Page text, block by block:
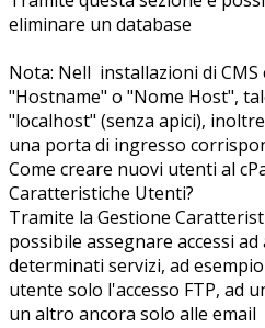
eliminare un database
Nota: Nell installazioni di CMS
"Hostname" o "Nome Host",
"localhost" (senza apici),
una porta di ingresso
Come creare nuovi utenti al
Caratteristiche Utenti?
Tramite la Gestione
possibile assegnare accessi
determinati servizi, ad
utente solo l'accesso FTP, ad
un altro ancora solo alle email